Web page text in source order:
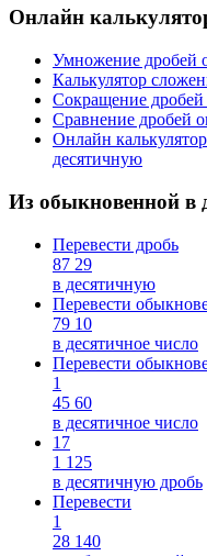
Онлайн
Умножение дробей
Калькулятор
Сокращение дробей
Сравнение дробей
Онлайн
десятичную
Из обыкновенной в
Перевести дробь
87 29
в десятичную
Перевести
79 10
в десятичное число
Перевести
1
45 60
в десятичное число
17
1 125
в десятичную дробь
Перевести
1
28 140